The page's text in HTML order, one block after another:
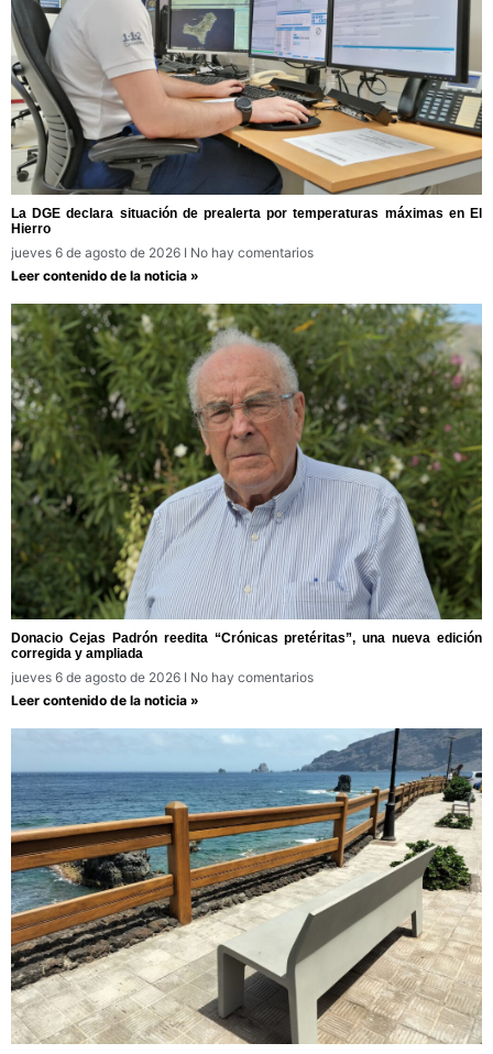
La DGE declara situación de prealerta por temperaturas máximas en El
Hierro
jueves 6 de agosto de 2026
No hay comentarios
Leer contenido de la noticia »
Donacio Cejas Padrón reedita “Crónicas pretéritas”, una nueva edición
corregida y ampliada
jueves 6 de agosto de 2026
No hay comentarios
Leer contenido de la noticia »